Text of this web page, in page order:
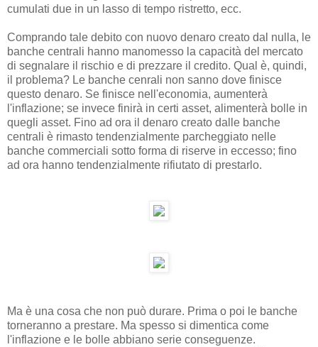
cumulati due in un lasso di tempo ristretto, ecc.
Comprando tale debito con nuovo denaro creato dal nulla, le
banche centrali hanno manomesso la capacità del mercato
di segnalare il rischio e di prezzare il credito. Qual è, quindi,
il problema? Le banche cenrali non sanno dove finisce
questo denaro. Se finisce nell'economia, aumenterà
l'inflazione; se invece finirà in certi asset, alimenterà bolle in
quegli asset. Fino ad ora il denaro creato dalle banche
centrali è rimasto tendenzialmente parcheggiato nelle
banche commerciali sotto forma di riserve in eccesso; fino
ad ora hanno tendenzialmente rifiutato di prestarlo.
Ma è una cosa che non può durare. Prima o poi le banche
torneranno a prestare. Ma spesso si dimentica come
l'inflazione e le bolle abbiano serie conseguenze.